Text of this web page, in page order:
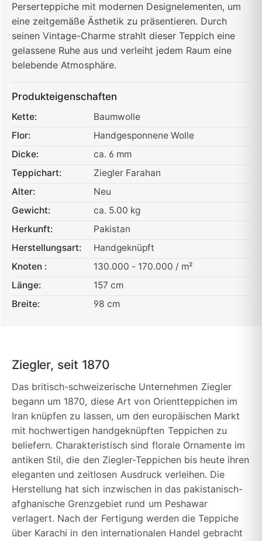
Perserteppiche mit modernen Designelementen, um
eine zeitgemäße Ästhetik zu präsentieren. Durch
seinen Vintage-Charme strahlt dieser Teppich eine
gelassene Ruhe aus und verleiht jedem Raum eine
belebende Atmosphäre.
Produkteigenschaften
Kette:
Baumwolle
Flor:
Handgesponnene Wolle
Dicke:
ca. 6 mm
Teppichart:
Ziegler Farahan
Alter:
Neu
Gewicht:
ca. 5.00 kg
Herkunft:
Pakistan
Herstellungsart:
Handgeknüpft
Knoten :
130.000 - 170.000 / m²
Länge:
157 cm
Breite:
98 cm
Ziegler, seit 1870
Das britisch-schweizerische Unternehmen Ziegler
begann um 1870, diese Art von Orientteppichen im
Iran knüpfen zu lassen, um den europäischen Markt
mit hochwertigen handgeknüpften Teppichen zu
beliefern. Charakteristisch sind florale Ornamente im
antiken Stil, die den Ziegler-Teppichen bis heute ihren
eleganten und zeitlosen Ausdruck verleihen. Die
Herstellung hat sich inzwischen in das pakistanisch-
afghanische Grenzgebiet rund um Peshawar
verlagert. Nach der Fertigung werden die Teppiche
über Karachi in den internationalen Handel gebracht